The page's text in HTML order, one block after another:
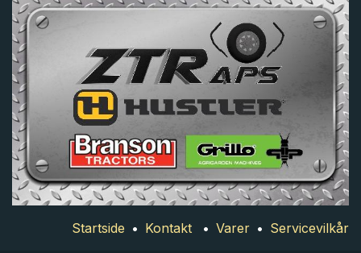
Startside • Kontakt • Varer • Servicevilkår